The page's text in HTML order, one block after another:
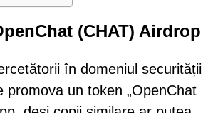
(CHAT) Airdrop
în domeniul securității
un token „OpenChat